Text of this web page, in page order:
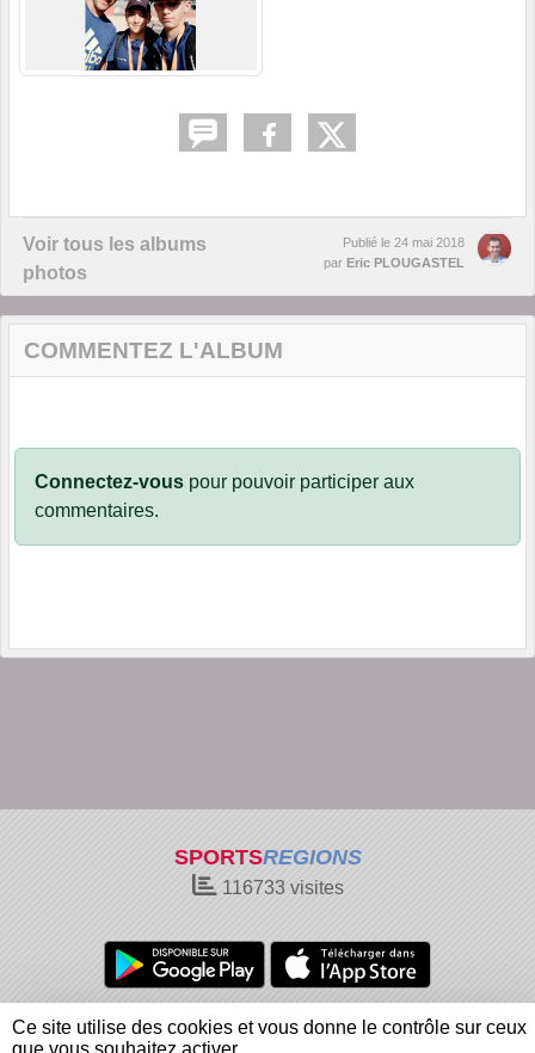
Voir tous les albums
photos
Publié le 24 mai 2018
par Eric PLOUGASTEL
COMMENTEZ L'ALBUM
Connectez-vous pour pouvoir participer aux
commentaires.
SPORTSREGIONS
116733 visites
Charte cookies
Gestion des cookies
Informations légales
Signaler un contenu inapproprié
Ce site utilise des cookies et vous donne le contrôle sur ceux
que vous souhaitez activer